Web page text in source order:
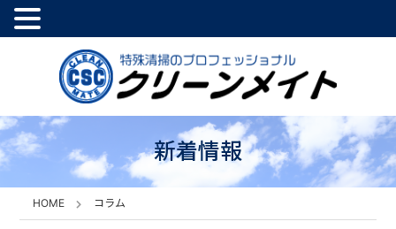
新着情報
HOME コラム